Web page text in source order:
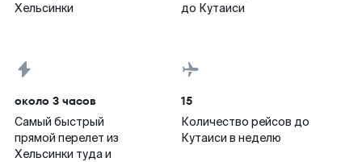
Хельсинки
до Кутаиси
около 3 часов
Самый быстрый
прямой перелет из
Хельсинки туда и
15
Количество рейсов до
Кутаиси в неделю